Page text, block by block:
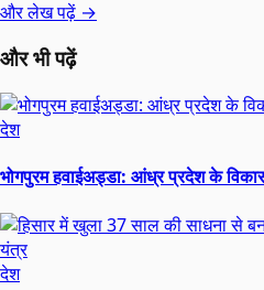
और लेख पढ़ें →
और भी पढ़ें
देश
भोगपुरम हवाईअड्डा: आंध्र प्रदेश के
देश